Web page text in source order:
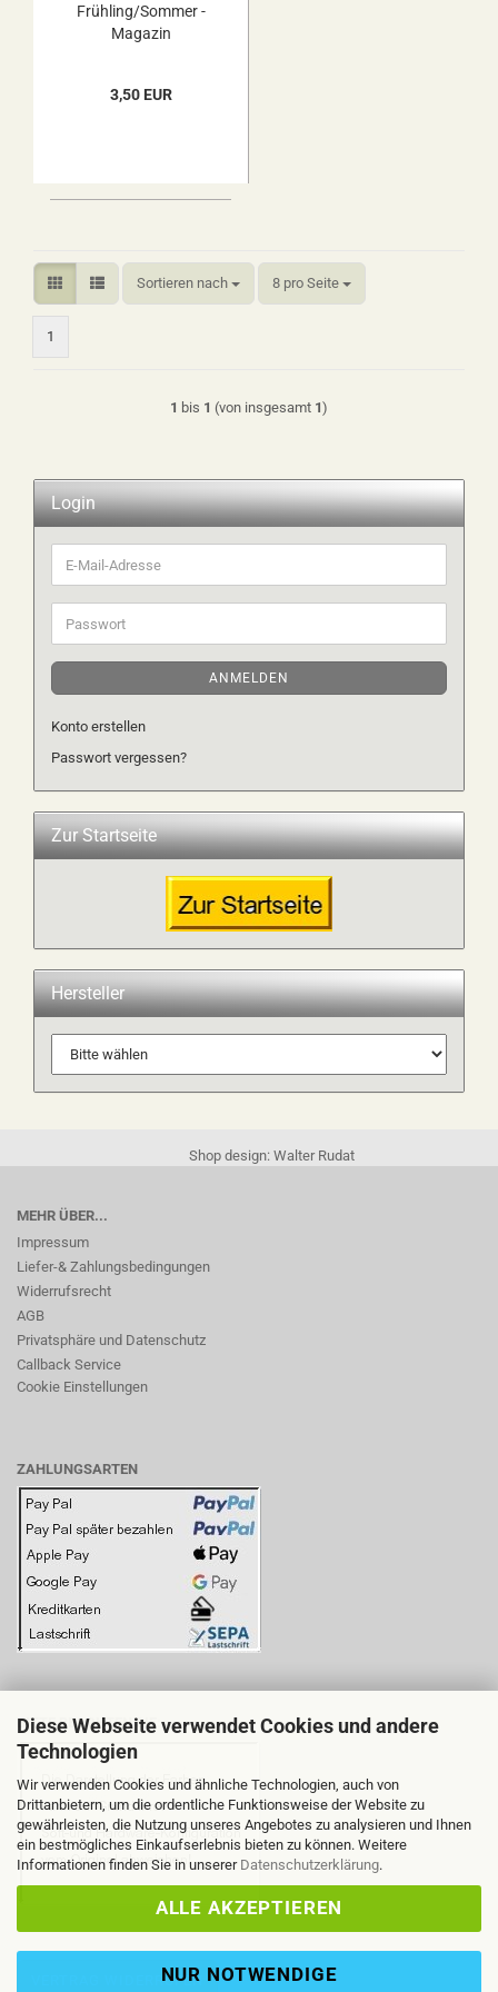
Diese Webseite verwendet Cookies und andere
Technologien
Wir verwenden Cookies und ähnliche Technologien, auch von
Drittanbietern, um die ordentliche Funktionsweise der Website zu
gewährleisten, die Nutzung unseres Angebotes zu analysieren und Ihnen
ein bestmögliches Einkaufserlebnis bieten zu können. Weitere
Informationen finden Sie in unserer Datenschutzerklärung.
ALLE AKZEPTIEREN
NUR NOTWENDIGE
Frühling/Sommer -
Magazin
3,50 EUR
Sortieren nach
Sortieren nach 8 pro Seite
pro Seite
1
1 bis 1 (von insgesamt 1)
Login
E-
Mail-
Adresse
Passwort
ANMELDEN
Konto erstellen
Passwort vergessen?
Zur Startseite
Hersteller
Shop design: Walter Rudat
MEHR ÜBER...
Impressum
Liefer-& Zahlungsbedingungen
Widerrufsrecht
AGB
Privatsphäre und Datenschutz
Callback Service
Cookie Einstellungen
ZAHLUNGSARTEN
BITTE BEACHTEN SIE:
VERTRAG WIDERRUFEN